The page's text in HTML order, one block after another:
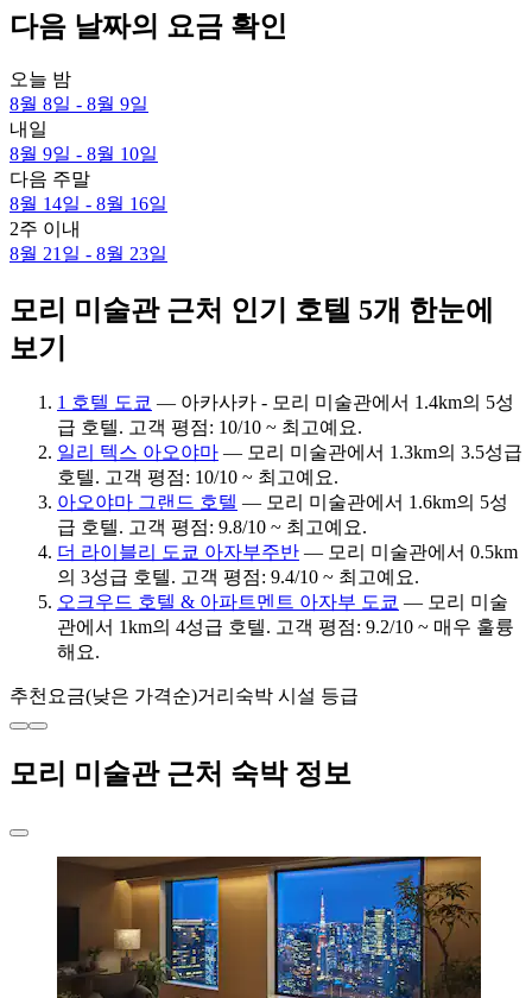
다음 날짜의 요금 확인
오늘 밤
8월 8일 - 8월 9일
내일
8월 9일 - 8월 10일
다음 주말
8월 14일 - 8월 16일
2주 이내
8월 21일 - 8월 23일
모리 미술관 근처 인기 호텔 5개 한눈에
보기
1 호텔 도쿄 — 아카사카 - 모리 미술관에서 1.4km의 5성
급 호텔. 고객 평점: 10/10 ~ 최고예요.
일리 텍스 아오야마 — 모리 미술관에서 1.3km의 3.5성급
호텔. 고객 평점: 10/10 ~ 최고예요.
아오야마 그랜드 호텔 — 모리 미술관에서 1.6km의 5성
급 호텔. 고객 평점: 9.8/10 ~ 최고예요.
더 라이블리 도쿄 아자부주반 — 모리 미술관에서 0.5km
의 3성급 호텔. 고객 평점: 9.4/10 ~ 최고예요.
오크우드 호텔 & 아파트멘트 아자부 도쿄 — 모리 미술
관에서 1km의 4성급 호텔. 고객 평점: 9.2/10 ~ 매우 훌륭
해요.
추천 요금(낮은 가격순)거리 숙박 시설 등급
모리 미술관 근처 숙박 정보